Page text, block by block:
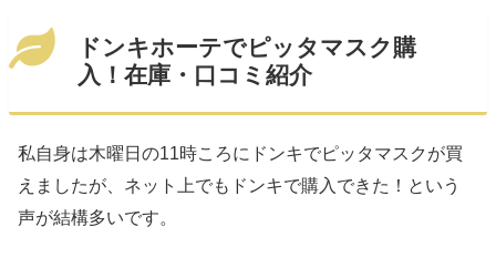
ドンキホーテでピッタマスク購
入！在庫・口コミ紹介
私自身は木曜日の11時ころにドンキでピッタマスクが買
えましたが、ネット上でもドンキで購入できた！という
声が結構多いです。